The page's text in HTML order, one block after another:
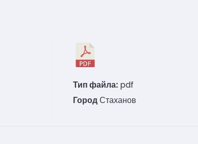
Тип файла: pdf
ГородСтаханов